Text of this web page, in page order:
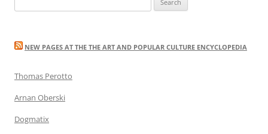
for:
NEW PAGES AT THE THE ART AND POPULAR CULTURE ENCYCLOPEDIA
Thomas Perotto
Arnan Oberski
Dogmatix